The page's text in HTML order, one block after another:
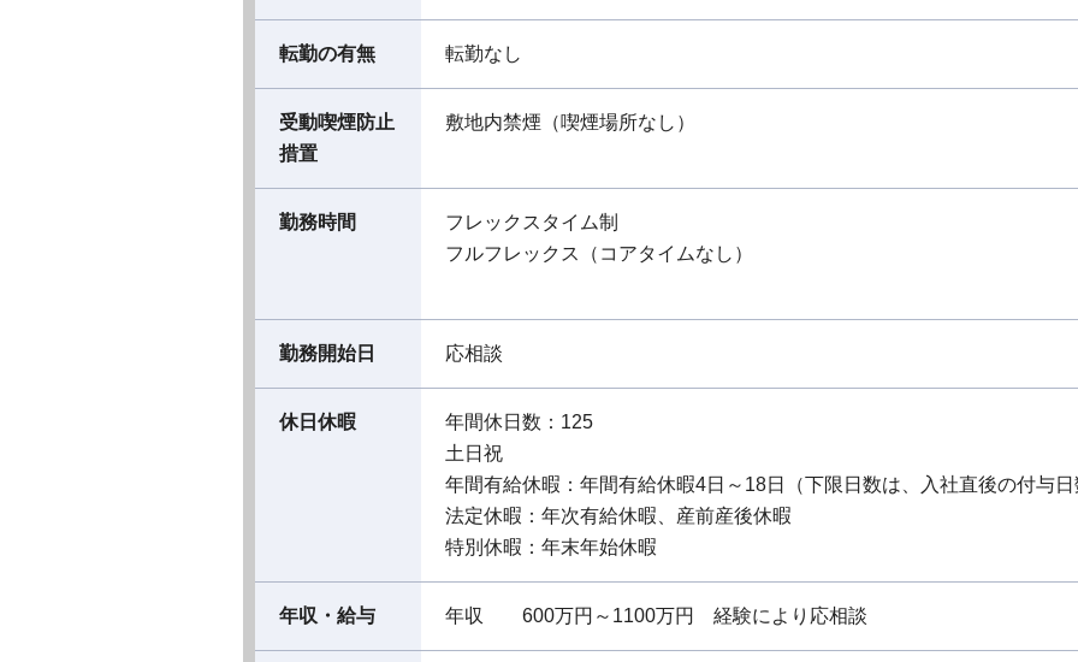
転勤の有無 転勤なし
受動喫煙防止
措置
敷地内禁煙（喫煙場所なし）
勤務時間
フレックスタイム制
フルフレックス（コアタイムなし）
勤務開始日 応相談
休日休暇
年間休日数：125
土日祝
年間有給休暇：年間有給休暇4日～18日（下限日数は、入社直後の付与
法定休暇：年次有給休暇、産前産後休暇
特別休暇：年末年始休暇
年収・給与 年収 600万円～1100万円 経験により応相談